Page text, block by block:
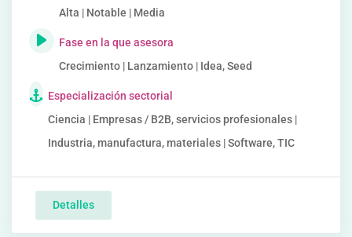
Alta | Notable | Media
Fase en la que asesora
Crecimiento | Lanzamiento | Idea, Seed
Especialización sectorial
Ciencia | Empresas / B2B, servicios profesionales |
Industria, manufactura, materiales | Software, TIC
Detalles